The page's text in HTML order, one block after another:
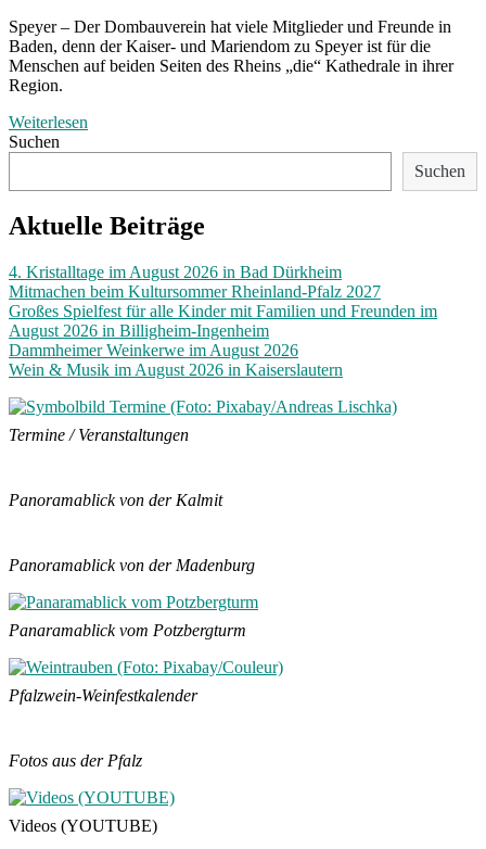
Speyer – Der Dombauverein hat viele Mitglieder und Freunde in
Baden, denn der Kaiser- und Mariendom zu Speyer ist für die
Menschen auf beiden Seiten des Rheins „die“ Kathedrale in ihrer
Region.
Weiterlesen
Suchen
Suchen
Aktuelle Beiträge
4. Kristalltage im August 2026 in Bad Dürkheim
Mitmachen beim Kultursommer Rheinland-Pfalz 2027
Großes Spielfest für alle Kinder mit Familien und Freunden im
August 2026 in Billigheim-Ingenheim
Dammheimer Weinkerwe im August 2026
Wein & Musik im August 2026 in Kaiserslautern
Termine / Veranstaltungen
Panoramablick von der Kalmit
Panoramablick von der Madenburg
Panaramablick vom Potzbergturm
Pfalzwein-Weinfestkalender
Fotos aus der Pfalz
Videos (YOUTUBE)